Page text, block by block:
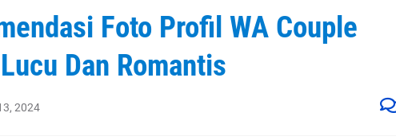
Foto Profil WA Couple
Dan Romantis
2024